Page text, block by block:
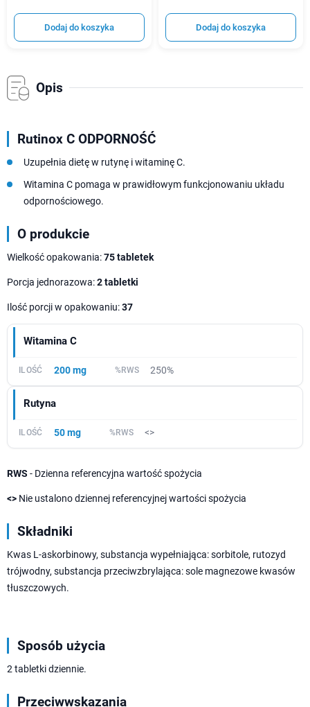
Dodaj do koszyka Dodaj do koszyka
Opis
Rutinox C ODPORNOŚĆ
Uzupełnia dietę w rutynę i witaminę C.
Witamina C pomaga w prawidłowym funkcjonowaniu układu
odpornościowego.
O produkcie
Wielkość opakowania:75 tabletek
Porcja jednorazowa:2 tabletki
Ilość porcji w opakowaniu:37
Witamina C
200 mg 250%
Rutyna
50 mg <>
RWS - Dzienna referencyjna wartość spożycia
<> Nie ustalono dziennej referencyjnej wartości spożycia
Składniki
Kwas L-askorbinowy, substancja wypełniająca: sorbitole, rutozyd
trójwodny, substancja przeciwzbrylająca: sole magnezowe kwasów
tłuszczowych.
Sposób użycia
2 tabletki dziennie.
Przeciwwskazania